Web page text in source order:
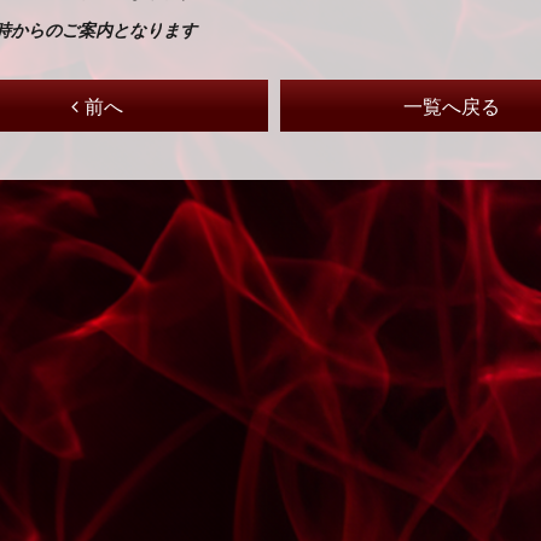
からのご案内となります
前へ 一覧へ戻る